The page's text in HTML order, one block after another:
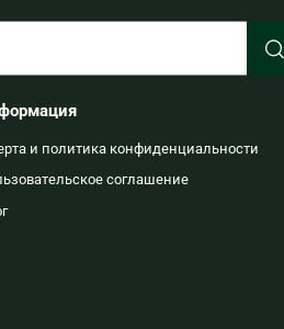
и политика конфиденциальности
соглашение